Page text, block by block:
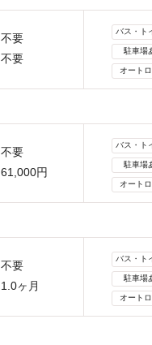
不要
不要
バス・ト
駐車場
オート
不要
61,000円
バス・ト
駐車場
オート
不要
1.0ヶ月
バス・ト
駐車場
オート